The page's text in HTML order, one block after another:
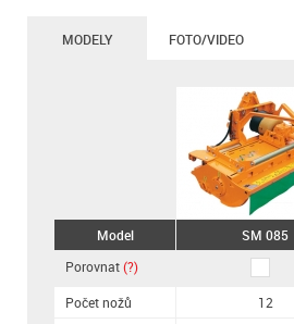
MODELY FOTO/VIDEO
Model
Porovnat(?)
Počet nožů
SM 085
12